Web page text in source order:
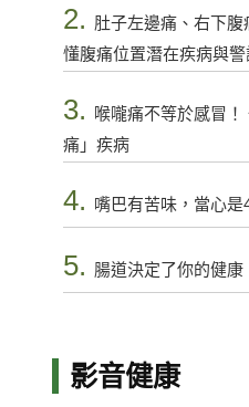
2. 肚子左邊痛、右下
懂腹痛位置潛在疾病與警
3.
喉嚨痛不等於感冒
痛」疾病
4. 嘴巴有苦味，當心是
5. 腸道決定了你的健
影音健康